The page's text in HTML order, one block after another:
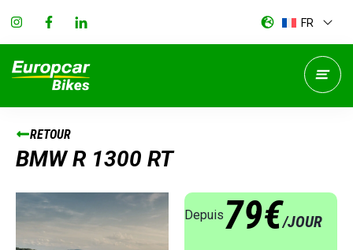
FR
RETOUR
BMW R 1300 RT
Depuis79€/JOUR